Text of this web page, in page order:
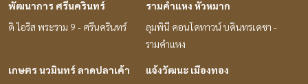
พัฒนาการ ศรีนครินทร์
ดิ ไอริส พระราม 9 - ศรีนครินทร์
รามคำแหง หัวหมาก
ลุมพินี คอนโดทาวน์ บดินทรเดชา -
รามคำแหง
เกษตร นวมินทร์ ลาดปลาเค้า
แจ้งวัฒนะ เมืองทอง